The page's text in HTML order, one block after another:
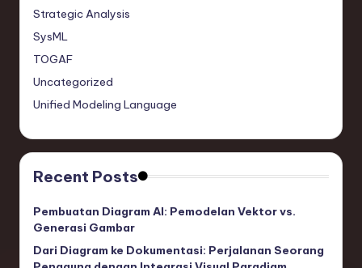
Strategic Analysis
SysML
TOGAF
Uncategorized
Unified Modeling Language
Recent Posts
Pembuatan Diagram AI: Pemodelan Vektor vs.
Generasi Gambar
Dari Diagram ke Dokumentasi: Perjalanan Seorang